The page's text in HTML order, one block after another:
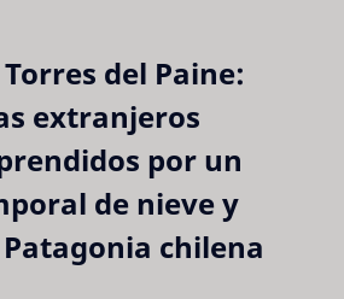
del Paine:
extranjeros
por un
de nieve y
chilena